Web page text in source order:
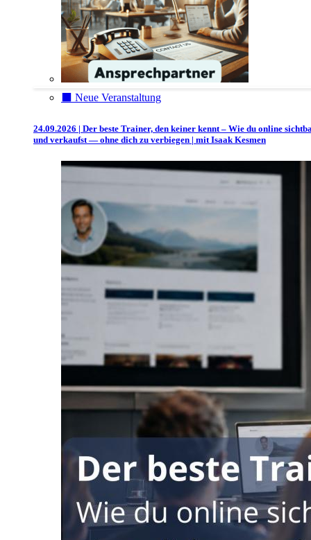
⬛️ Neue Veranstaltung
24.09.2026 | Der beste Trainer, den keiner kennt – Wie du online
und verkaufst — ohne dich zu verbiegen | mit Isaak Kesmen